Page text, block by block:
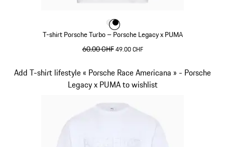
T-shirt Porsche Turbo – Porsche Legacy x PUMA
prix initial
60.00 CHFprix de vente
49.00 CHF
Couleur
Couleur
Couleur
Add T-shirt lifestyle « Porsche Race Americana » - Porsche
Legacy x PUMA to wishlist
Diapositive 8 sur 10